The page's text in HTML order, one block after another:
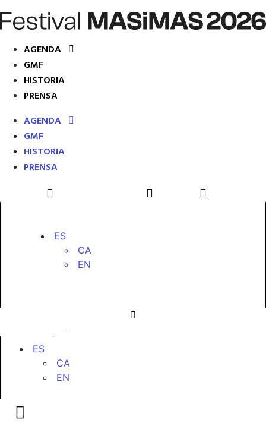
AGENDA
GMF
HISTORIA
PRENSA
AGENDA
GMF
HISTORIA
PRENSA
ES
CA
EN
ES
CA
EN